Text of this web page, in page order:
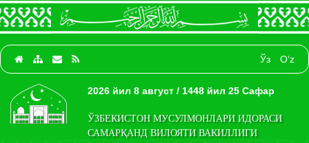
Ўз O‘z
2026 йил 8 август / 1448 йил 25 Сафар
ЎЗБЕКИСТОН МУСУЛМОНЛАРИ ИДОРАСИ
САМАРҚАНД ВИЛОЯТИ ВАКИЛЛИГИ